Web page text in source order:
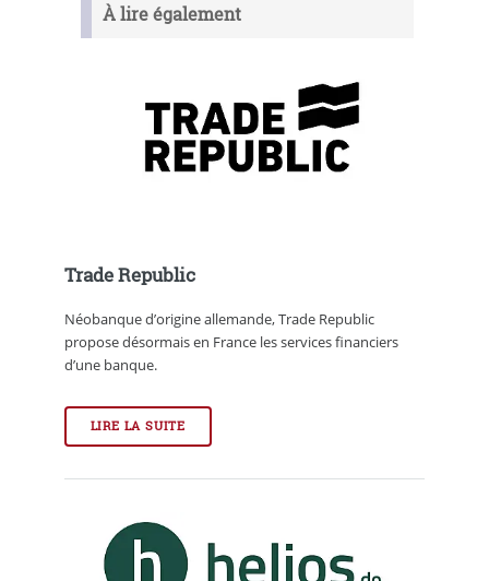
À lire également
Trade Republic
Néobanque d’origine allemande, Trade Republic
propose désormais en France les services financiers
d’une banque.
LIRE LA SUITE